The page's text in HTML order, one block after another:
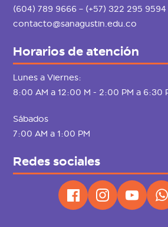
(604) 789 9666 – (+57) 322 295 9594
contacto@sanagustin.edu.co
Horarios de atención
Lunes a Viernes:
8:00 AM a 12:00 M - 2:00 PM a 6:30
Sábados
7:00 AM a 1:00 PM
Redes sociales